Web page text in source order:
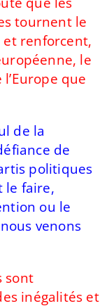
tournent le
et renforcent,
le
que
de la
de
politiques
le faire,
ou le
venons
sont
inégalités et